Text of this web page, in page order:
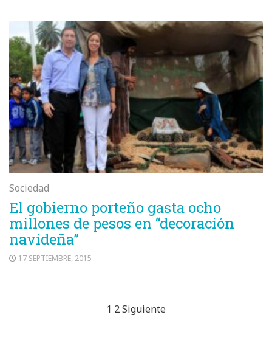
Sociedad
El gobierno porteño gasta ocho
millones de pesos en “decoración
navideña”
17 SEPTIEMBRE, 2015
1 2Siguiente